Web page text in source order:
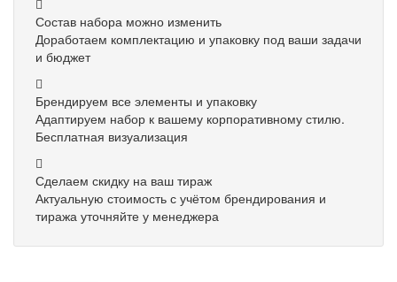
Состав набора можно изменить
Доработаем комплектацию и упаковку под ваши задачи
и бюджет
Брендируем все элементы и упаковку
Адаптируем набор к вашему корпоративному стилю.
Бесплатная визуализация
Сделаем скидку на ваш тираж
Актуальную стоимость с учётом брендирования и
тиража уточняйте у менеджера